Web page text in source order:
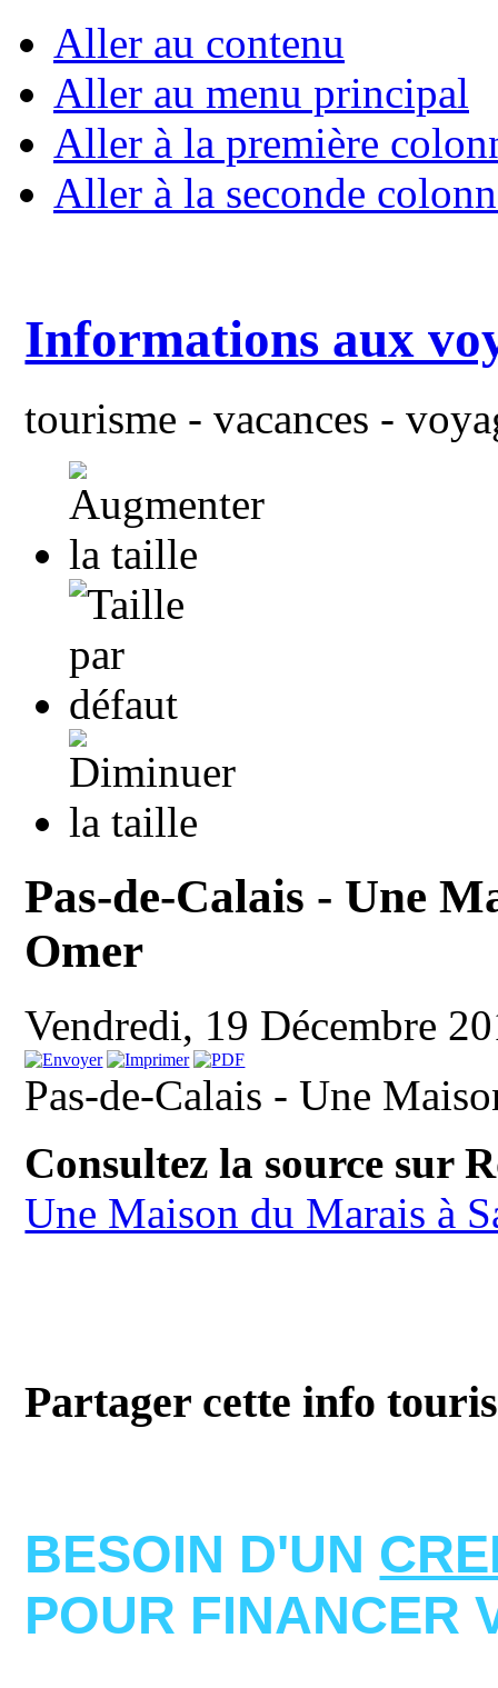
Aller au contenu
Aller au menu principal
Aller à la première
Aller à la seconde
Informations aux
tourisme - vacances -
Pas-de-Calais - Une
Omer
Vendredi, 19 Décembre
Pas-de-Calais - Une
Consultez la source sur
Une Maison du Marais à
Partager cette info
BESOIN D'UN
POUR FINANCER